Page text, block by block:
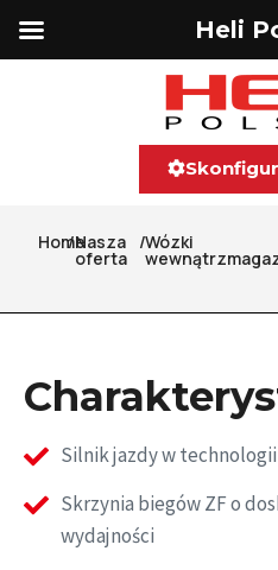
Home
/Nasza
oferta
/Wózki
Silnik jazdy w
Skrzynia biegów ZF o
wydajności
Heli